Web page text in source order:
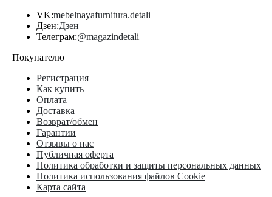
VK:mebelnayafurnitura.detali
Дзен:Дзен
Телеграм:@magazindetali
Покупателю
Регистрация
Как купить
Оплата
Доставка
Возврат/обмен
Гарантии
Отзывы о нас
Публичная оферта
Политика обработки и защиты персональных данных
Политика использования файлов Cookie
Карта сайта